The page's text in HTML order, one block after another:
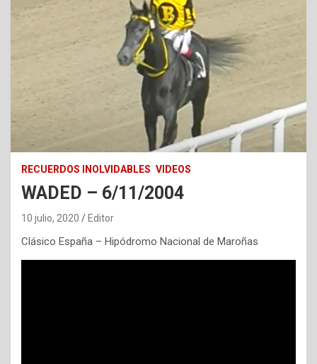
RECUERDOS INOLVIDABLES VIDEOS
WADED – 6/11/2004
10 julio, 2020 Editor
Clásico España – Hipódromo Nacional de Maroñas